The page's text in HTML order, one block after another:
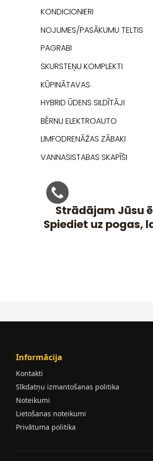
KONDICIONIERI
NOJUMES/PASĀKUMU TELTIS
PAGRABI
SKURSTEŅU KOMPLEKTI
KŪPINĀTAVAS
HYBRID ŪDENS SILDĪTĀJI
BĒRNU ELEKTROAUTO
LIMFODRENĀŽAS ZĀBAKI
VANNASISTABAS SKAPĪŠI
Strādājam Jūsu
Spiediet uz pogas,
Informācija
Kontakti
Sīkdatņu izmantošanas politika
Noteikumi
Lietošanas noteikumi
Privātuma politika